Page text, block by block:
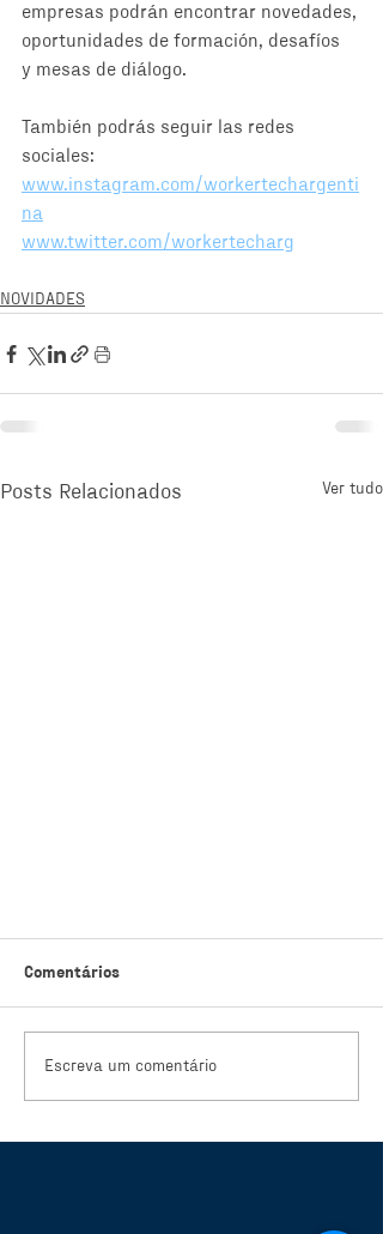
empresas podrán encontrar novedades,
oportunidades de formación, desafíos
y mesas de diálogo.
También podrás seguir las redes
sociales:
www.instagram.com/workertechargenti
na
www.twitter.com/workertecharg
NOVIDADES
Posts Relacionados Ver tudo
Comentários
Escreva um comentário